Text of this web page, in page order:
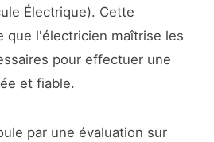
Électrique). Cette
que l'électricien maîtrise les
pour effectuer une
et fiable.
par une évaluation sur